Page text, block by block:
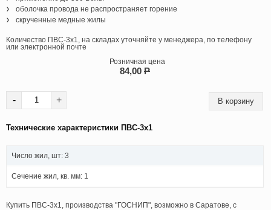
оболочка провода не распространяет горение
скрученные медные жилы
Количество ПВС-3х1, на складах уточняйте у менеджера, по телефону
или электронной почте
Розничная цена
84,00 P
- +
Технические характеристики ПВС-3х1
Число жил, шт: 3
Сечение жил, кв. мм: 1
Купить ПВС-3х1, производства "ГОСНИП", возможно в Саратове, с